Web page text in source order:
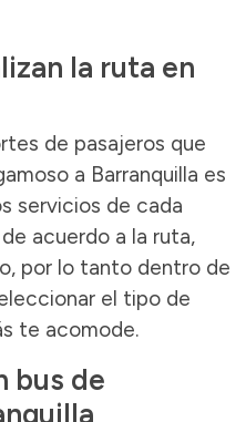
la ruta en
de pasajeros que
a Barranquilla es
servicios de cada
acuerdo a la ruta,
por lo tanto dentro de
el tipo de
te acomode.
bus de